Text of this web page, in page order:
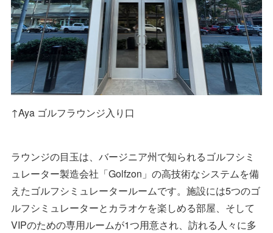
↑Aya ゴルフラウンジ入り口
ラウンジの目玉は、バージニア州で知られるゴルフシミ
ュレーター製造会社「Golfzon」の高技術なシステムを備
えたゴルフシミュレータールームです。施設には5つのゴ
ルフシミュレーターとカラオケを楽しめる部屋、そして
VIPのための専用ルームが1つ用意され、訪れる人々に多